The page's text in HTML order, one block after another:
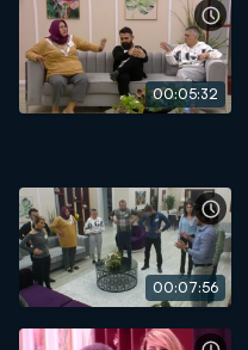
00:05:32
00:07:56